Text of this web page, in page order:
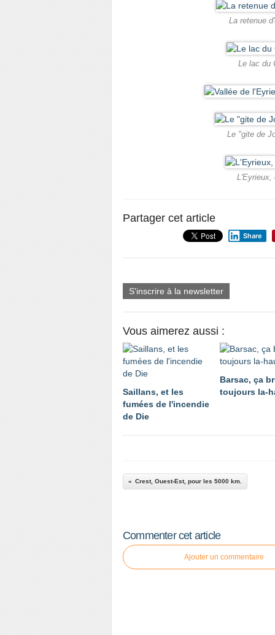
La retenue
Le lac du
Le "gite de
L'Eyrieux,
Partager cet article
Share
S'inscrire à la newsletter
Vous aimerez aussi :
Saillans, et les
fumées de l'incendie
de Die
Barsac, ça
toujours la-
Crest, Ouest-Est, pour les 5000 km.
Commenter cet article
Ajouter un commentaire